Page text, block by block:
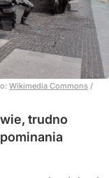
Wikimedia Commons /
trudno